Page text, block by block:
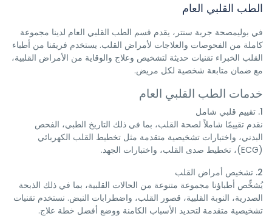
الطب القلبي العام
في بوليمصحة جربة سنتر، يقدم قسم الطب القلبي العام لدينا مجموعة
كاملة من الفحوصات والعلاجات لأمراض القلب. يستخدم فريقنا من أطباء
القلب الخبراء تقنيات حديثة لتشخيص وعلاج والوقاية من الأمراض القلبية،
مع ضمان متابعة شخصية لكل مريض.
خدمات الطب القلبي العام
1. تقييم قلبي شامل
نقدم تقييمًا شاملاً لصحة القلب، بما في ذلك التاريخ الطبي، الفحص
البدني، واختبارات تشخيصية متقدمة مثل تخطيط القلب الكهربائي
(ECG)، تخطيط صدى القلب، واختبارات الجهد.
2. تشخيص أمراض القلب
يُشخِّص أطباؤنا مجموعة متنوعة من الحالات القلبية، بما في ذلك الذبحة
الصدرية، النوبة القلبية، قصور القلب، واضطرابات النبض. نستخدم تقنيات
تشخيصية متقدمة لتحديد الأسباب الكامنة ووضع أفضل خطة علاج.